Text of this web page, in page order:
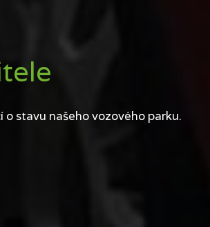
stavu našeho vozového parku.